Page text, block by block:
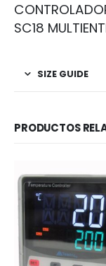
SC18
SIZE GUIDE
PRODUCTOS